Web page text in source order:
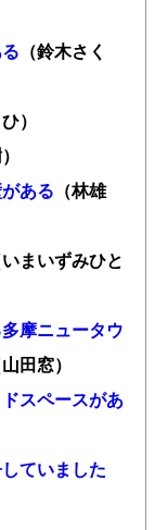
（鈴木さく
）
ある （林雄
いまいずみひと
摩ニュータウ
山田窓）
スペースがあ
ていました